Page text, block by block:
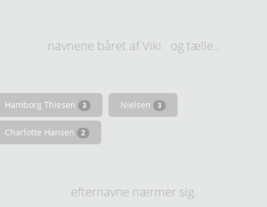
navnene båret af Viki og tælle..
Hamborg Thiesen 3 Nielsen 3
Charlotte Hansen 2
efternavne nærmer sig.